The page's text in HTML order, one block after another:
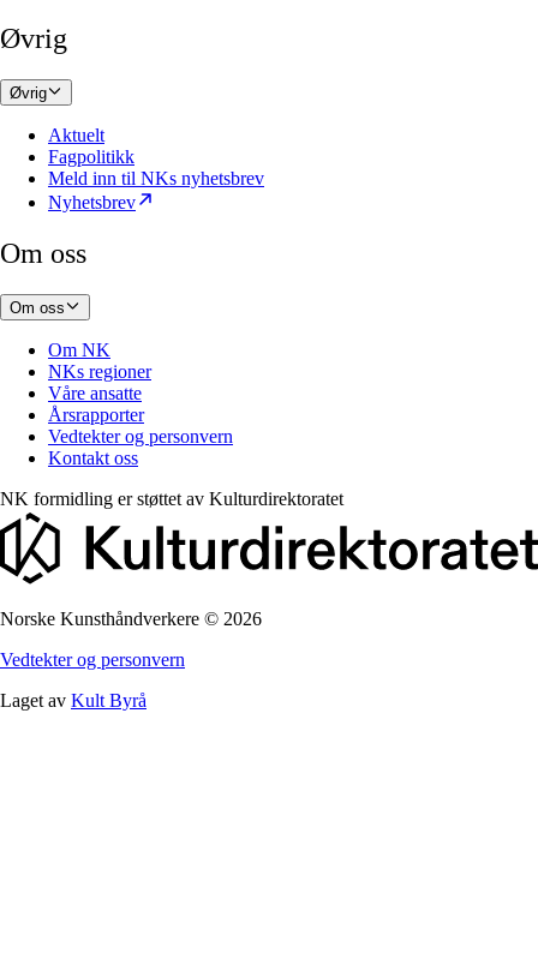
Øvrig
Øvrig
Aktuelt
Fagpolitikk
Meld inn til NKs nyhetsbrev
Nyhetsbrev
Om oss
Om oss
Om NK
NKs regioner
Våre ansatte
Årsrapporter
Vedtekter og personvern
Kontakt oss
NK formidling er støttet av Kulturdirektoratet
Norske Kunsthåndverkere © 2026
Vedtekter og personvern
Laget av Kult Byrå